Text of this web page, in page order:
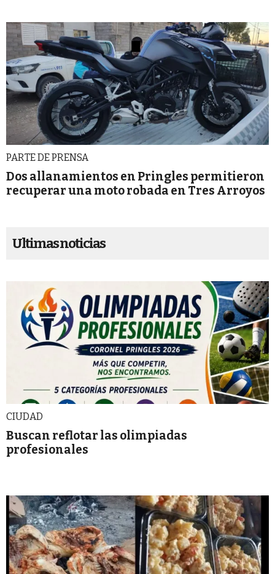
PARTE DE PRENSA
Dos allanamientos en Pringles permitieron
recuperar una moto robada en Tres Arroyos
Ultimas noticias
CIUDAD
Buscan reflotar las olimpiadas
profesionales